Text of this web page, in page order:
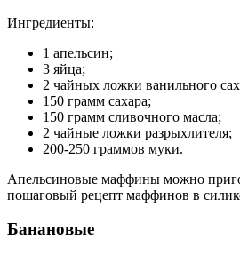
Ингредиенты:
1 апельсин;
3 яйца;
2 чайных ложки ванильного
150 грамм сахара;
150 грамм сливочного масла;
2 чайные ложки разрыхлителя;
200-250 граммов муки.
Апельсиновые маффины можно
пошаговый рецепт маффинов в
Банановые